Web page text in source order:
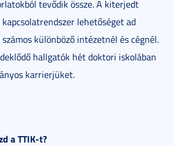
tevődik össze. A kiterjedt
lehetőséget ad
különböző intézetnél és cégnél.
hallgatók hét doktori iskolában
karrierjüket.
a TTIK-t?